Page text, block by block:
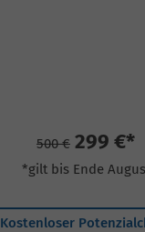
500 € 299 €*
*gilt bis Ende
Kostenloser